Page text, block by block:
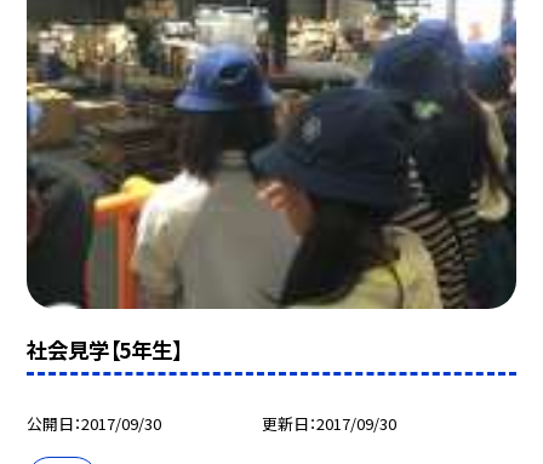
社会見学【5年生】
公開日 2017/09/30 更新日 2017/09/30